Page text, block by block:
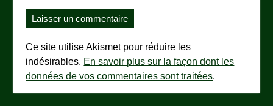
Ce site utilise Akismet pour réduire les
indésirables. En savoir plus sur la façon dont les
données de vos commentaires sont traitées.